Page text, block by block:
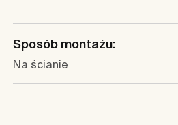
Sposób montażu:
Na ścianie